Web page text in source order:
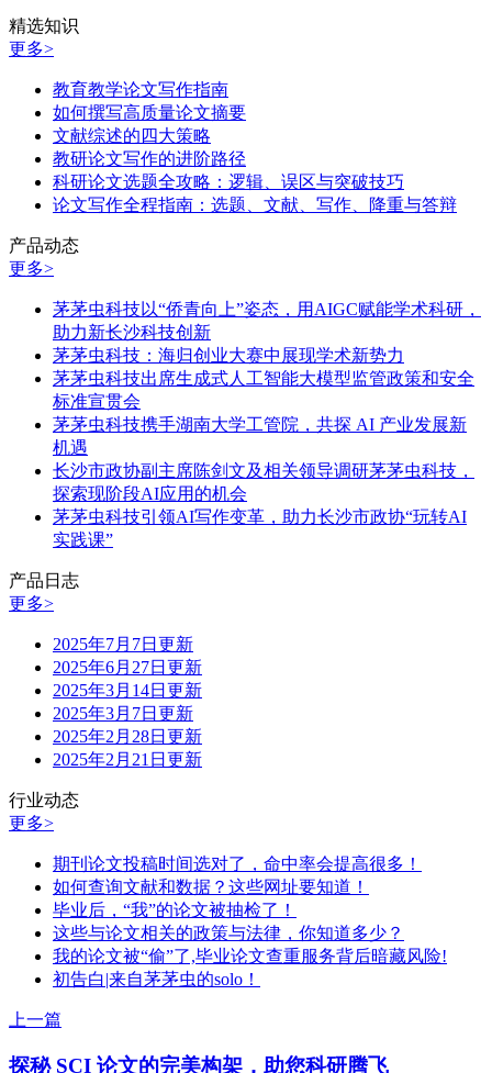
精选知识
更多>
教育教学论文写作指南
如何撰写高质量论文摘要
文献综述的四大策略
教研论文写作的进阶路径
科研论文选题全攻略：逻辑、误区与突破技巧
论文写作全程指南：选题、文献、写作、降重与答辩
产品动态
更多>
茅茅虫科技以“侨青向上”姿态，用AIGC赋能学术科研，
助力新长沙科技创新
茅茅虫科技：海归创业大赛中展现学术新势力
茅茅虫科技出席生成式人工智能大模型监管政策和安全
标准宣贯会
茅茅虫科技携手湖南大学工管院，共探 AI 产业发展新
机遇
长沙市政协副主席陈剑文及相关领导调研茅茅虫科技，
探索现阶段AI应用的机会
茅茅虫科技引领AI写作变革，助力长沙市政协“玩转AI
实践课”
产品日志
更多>
2025年7月7日更新
2025年6月27日更新
2025年3月14日更新
2025年3月7日更新
2025年2月28日更新
2025年2月21日更新
行业动态
更多>
期刊论文投稿时间选对了，命中率会提高很多！
如何查询文献和数据？这些网址要知道！
毕业后，“我”的论文被抽检了！
这些与论文相关的政策与法律，你知道多少？
我的论文被“偷”了,毕业论文查重服务背后暗藏风险!
初告白|来自茅茅虫的solo！
上一篇
探秘 SCI 论文的完美构架，助您科研腾飞